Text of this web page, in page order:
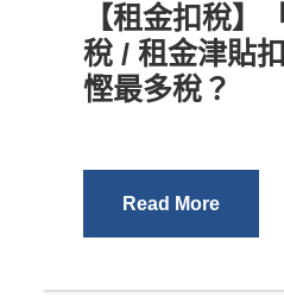
【租金扣稅】
稅 / 租金津貼
慳最多稅？
Read More